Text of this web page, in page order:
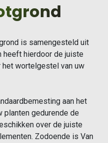
is samengesteld uit
hierdoor de juiste
het wortelgestel van uw
aan het
gedurende de
over de juiste
Zodoende is Van